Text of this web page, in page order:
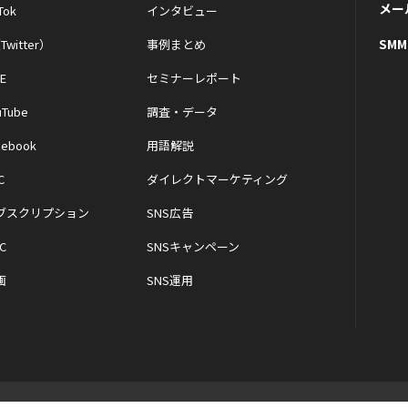
）
スクリプション
インタビュー
事例まとめ
セミナーレポート
調査・データ
用語解説
ダイレクトマーケティング
SNS広告
SNSキャンペーン
SNS運用
メ